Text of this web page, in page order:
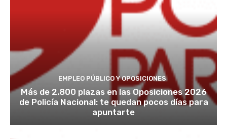
EMPLEO PÚBLICO Y OPOSICIONES
Más de 2.800 plazas en las Oposiciones 2026
de Policía Nacional: te quedan pocos días para
apuntarte